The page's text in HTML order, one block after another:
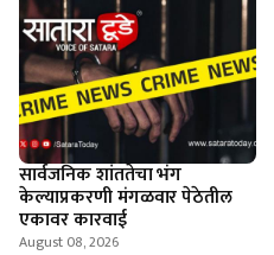
सार्वजनिक शांततेचा भंग
केल्याप्रकरणी मंगळवार पेठेतील
एकावर कारवाई
August 08, 2026